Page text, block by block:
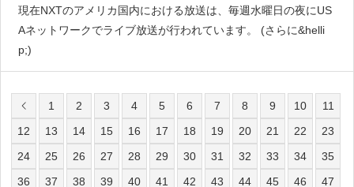
現在NXTのアメリカ国内における放送は、毎週水曜日の夜にUS
Aネットワークでライブ放送が行われています。 (さらに&helli
p;)
1 2 3 4 5 6 7 8 9 10
11
12
13 14 15 16 17 18 19 20 21 22
23
24
25 26 27 28 29 30 31 32 33 34
35
36
37 38 39 40 41 42 43 44 45 46
47